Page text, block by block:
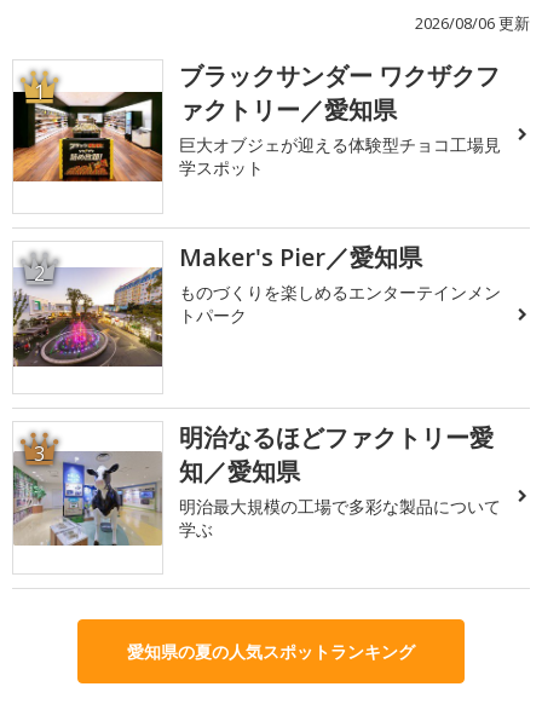
2026/08/06 更新
1
ブラックサンダー ワクザクフ
ァクトリー／愛知県
巨大オブジェが迎える体験型チョコ工場見
学スポット
2 Maker's Pier／愛知県
ものづくりを楽しめるエンターテインメン
トパーク
3
明治なるほどファクトリー愛
知／愛知県
明治最大規模の工場で多彩な製品について
学ぶ
愛知県の夏の人気スポットランキング